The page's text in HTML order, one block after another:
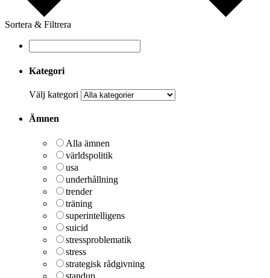
Sortera & Filtrera
Kategori
Välj kategori
Ämnen
Alla ämnen
världspolitik
usa
underhållning
trender
träning
superintelligens
suicid
stressproblematik
stress
strategisk rådgivning